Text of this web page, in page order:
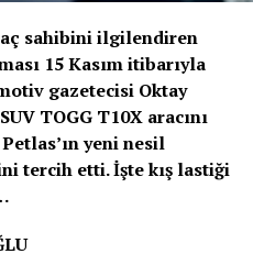
ağır ticari araçlar için ilk
yılında başlattığında 5
olmuştu. Euro NCAP’den
desteği ve çarpışma
ve hatta aştığını, sürücü
trafik güvenliğini
sahibini ilgilendiren
15 Kasım itibarıyla
gazetecisi Oktay
TOGG T10X aracını
yeni nesil
tercih etti. İşte kış lastiği